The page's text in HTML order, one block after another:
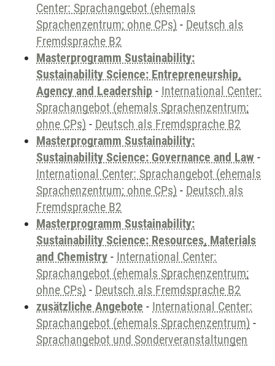
Center: Sprachangebot (ehemals
Sprachenzentrum; ohne CPs) - Deutsch als
Fremdsprache B2
Masterprogramm Sustainability:
Sustainability Science: Entrepreneurship,
Agency and Leadership - International Center:
Sprachangebot (ehemals Sprachenzentrum;
ohne CPs) - Deutsch als Fremdsprache B2
Masterprogramm Sustainability:
Sustainability Science: Governance and Law -
International Center: Sprachangebot (ehemals
Sprachenzentrum; ohne CPs) - Deutsch als
Fremdsprache B2
Masterprogramm Sustainability:
Sustainability Science: Resources, Materials
and Chemistry - International Center:
Sprachangebot (ehemals Sprachenzentrum;
ohne CPs) - Deutsch als Fremdsprache B2
zusätzliche Angebote - International Center:
Sprachangebot (ehemals Sprachenzentrum) -
Sprachangebot und Sonderveranstaltungen